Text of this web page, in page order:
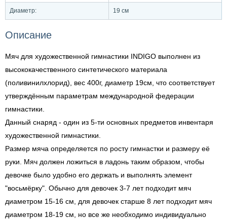
Диаметр: 19 см
Описание
Мяч для художественной гимнастики INDIGO выполнен из
высококачественного синтетического материала
(поливинилхлорид), вес 400г, диаметр 19см, что соответствует
утверждённым параметрам международной федерации
гимнастики.
Данный снаряд - один из 5-ти основных предметов инвентаря
художественной гимнастики.
Размер мяча определяется по росту гимнастки и размеру её
руки. Мяч должен ложиться в ладонь таким образом, чтобы
девочке было удобно его держать и выполнять элемент
"восьмёрку". Обычно для девочек 3-7 лет подходит мяч
диаметром 15-16 см, для девочек старше 8 лет подходит мяч
диаметром 18-19 см, но все же необходимо индивидуально